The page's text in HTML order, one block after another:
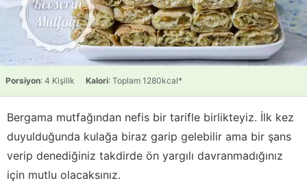
Porsiyon: 4 Kişilik Kalori: Toplam 1280kcal*
Bergama mutfağından nefis bir tarifle birlikteyiz. İlk kez
duyulduğunda kulağa biraz garip gelebilir ama bir şans
verip denediğiniz takdirde ön yargılı davranmadığınız
için mutlu olacaksınız.